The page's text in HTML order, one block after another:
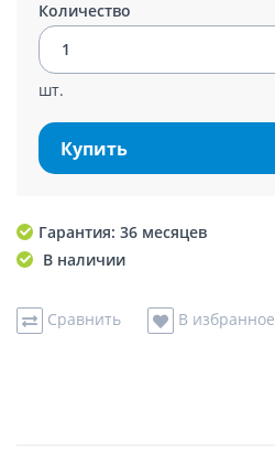
Количество
шт.
Купить
Гарантия: 36 месяцев
В наличии
Сравнить В избранное